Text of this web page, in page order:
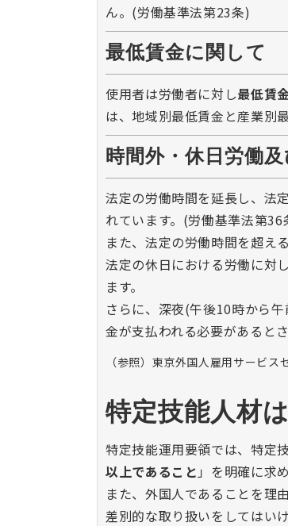
ん。(労働基準法第23条)
最低賃金に関して
使用者は労働者に対し最低賃
は、地域別最低賃金と産業別
時間外・休日労働
法定の労働時間を延長し、法
れています。(労働基準法第36
また、法定の労働時間を超え
法定の休日における労働に対し
ます。
さらに、深夜(午後10時から
金が支払われる必要があると
（参照）東京外国人雇用サービス
特定技能人材
特定技能運用要領では、特定
以上であること 」を明確に求
また、外国人であることを理
差別的な取り扱いをしてはい